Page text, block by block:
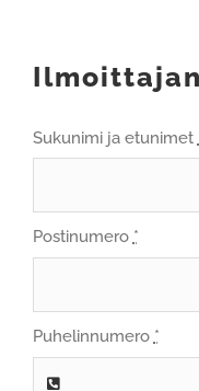
Sukunimi ja etunimet
Postinumero *
Puhelinnumero *